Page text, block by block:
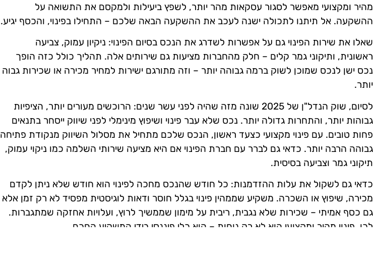
מהיר ומקצועי מאפשר לסגור עסקאות מהר יותר, לשפץ ביעילות ולמקסם את התשואה על
ההשקעה. אל תיתנו לתכולה ישנה לעכב את ההשקעה הבאה שלכם – התחילו בפינוי, והכסף יגיע.
שאלו את שירות הפינוי גם על אפשרות לשדרג את הנכס בסיום הפינוי: ניקיון עמוק, צביעה
ראשונית, ותיקוני גמר קלים – חלק מהחברות מציעות גם שירותים אלה. תהליך כולל כזה הופך
נכס ישן לנכס שמוכן לשוק ברמה גבוהה יותר – וזה מתורגם ישירות למחיר מכירה או שכירות גבוה
יותר.
לסיום, שוק הנדל"ן של 2025 שונה מזה שהיה לפני עשר שנים: הרוכשים מעורים יותר, הציפיות
גבוהות יותר, והתחרות גדולה יותר. נכס שלא עבר פינוי ושיפוץ מינימלי לפני שיווק ייסחר בתנאים
פחות טובים. עם פינוי מקצועי כצעד ראשון, הנכס שלכם מתחיל את מסלול השיווק מנקודת פתיחה
גבוהה הרבה יותר. כדאי גם לברר עם חברת הפינוי אם היא מציעה שירותי השלמה כמו ניקוי עמוק,
תיקוני גמר וצביעה בסיסית.
כדאי גם לשקול את עלות ההזדמנות: כל חודש שהנכס מחכה לפינוי הוא חודש שלא ניתן לקדם
מכירה, שיפוץ או השכרה. משקיע שממהין פינוי בגלל חוסר ודאות לוגיסטית מפסיד לא רק זמן אלא
גם כסף אמיתי – שכירות שלא נגבית, ריבית על מימון שממשיך לרוץ, ועלויות אחזקה שמתגברות.
לכן, פינוי מהיר ומקצועי הוא לא רק נוחות – הוא כלי פיננסי בידי המשקיע החכם.